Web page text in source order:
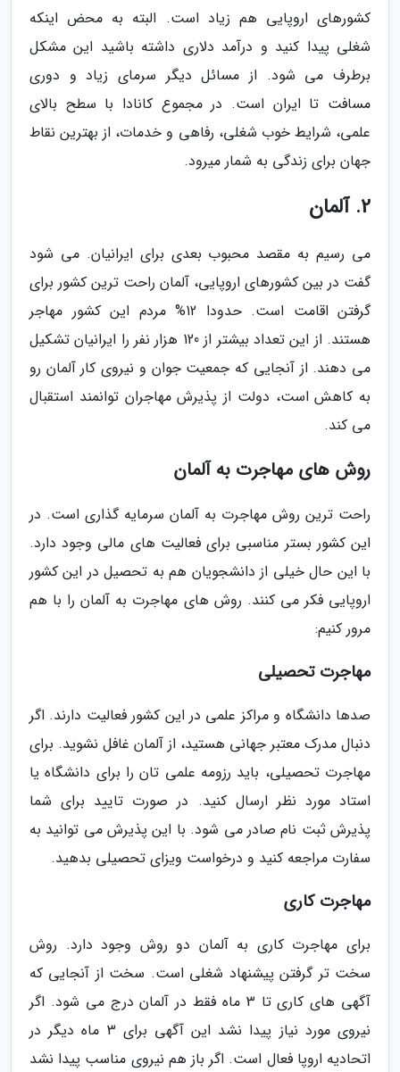
کشورهای اروپایی هم زیاد است. البته به محض اینکه
شغلی پیدا کنید و درآمد دلاری داشته باشید این مشکل
برطرف می شود. از مسائل دیگر سرمای زیاد و دوری
مسافت تا ایران است. در مجموع کانادا با سطح بالای
علمی، شرایط خوب شغلی، رفاهی و خدمات، از بهترین نقاط
جهان برای زندگی به شمار میرود.
2. آلمان
می رسیم به مقصد محبوب بعدی برای ایرانیان. می شود
گفت در بین کشورهای اروپایی، آلمان راحت ترین کشور برای
گرفتن اقامت است. حدودا 12% مردم این کشور مهاجر
هستند. از این تعداد بیشتر از 120 هزار نفر را ایرانیان تشکیل
می دهند. از آنجایی که جمعیت جوان و نیروی کار آلمان رو
به کاهش است، دولت از پذیرش مهاجران توانمند استقبال
می کند.
روش های مهاجرت به آلمان
راحت ترین روش مهاجرت به آلمان سرمایه گذاری است. در
این کشور بستر مناسبی برای فعالیت های مالی وجود دارد.
با این حال خیلی از دانشجویان هم به تحصیل در این کشور
اروپایی فکر می کنند. روش های مهاجرت به آلمان را با هم
مرور کنیم:
مهاجرت تحصیلی
صدها دانشگاه و مراکز علمی در این کشور فعالیت دارند. اگر
دنبال مدرک معتبر جهانی هستید، از آلمان غافل نشوید. برای
مهاجرت تحصیلی، باید رزومه علمی تان را برای دانشگاه یا
استاد مورد نظر ارسال کنید. در صورت تایید برای شما
پذیرش ثبت نام صادر می شود. با این پذیرش می توانید به
سفارت مراجعه کنید و درخواست ویزای تحصیلی بدهید.
مهاجرت کاری
برای مهاجرت کاری به آلمان دو روش وجود دارد. روش
سخت تر گرفتن پیشنهاد شغلی است. سخت از آنجایی که
آگهی های کاری تا 3 ماه فقط در آلمان درج می شود. اگر
نیروی مورد نیاز پیدا نشد این آگهی برای 3 ماه دیگر در
اتحادیه اروپا فعال است. اگر باز هم نیروی مناسب پیدا نشد